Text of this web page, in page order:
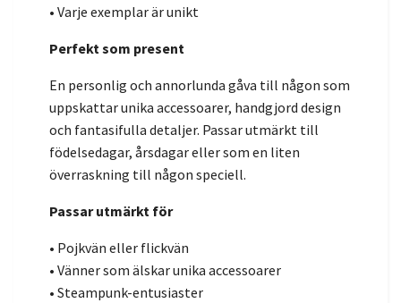
• Varje exemplar är unikt
Perfekt som present
En personlig och annorlunda gåva till någon som
uppskattar unika accessoarer, handgjord design
och fantasifulla detaljer. Passar utmärkt till
födelsedagar, årsdagar eller som en liten
överraskning till någon speciell.
Passar utmärkt för
• Pojkvän eller flickvän
• Vänner som älskar unika accessoarer
• Steampunk-entusiaster